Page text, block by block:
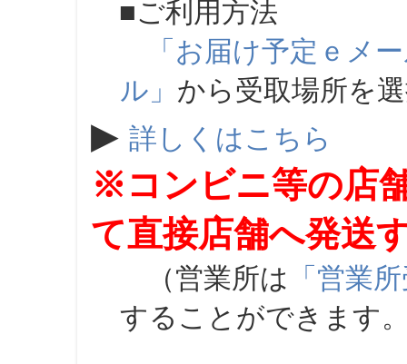
■ご利用方法
「お届け予定ｅメ
ル」 から受取場所を
▶ 詳しくはこちら
※コンビニ等の店
て直接店舗へ発送
（営業所は 「営業
することができます